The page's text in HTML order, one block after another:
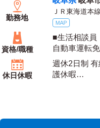
勤務地
ＪＲ東海道本
MAP
資格/職種
■生活相談員
自動車運転
休日休暇
週休2日制
護休暇